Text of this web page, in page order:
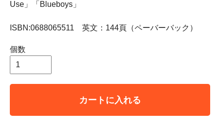
Use」「Blueboys」
ISBN:0688065511 英文：144頁（ペーバーバック）
個数
カートに入れる